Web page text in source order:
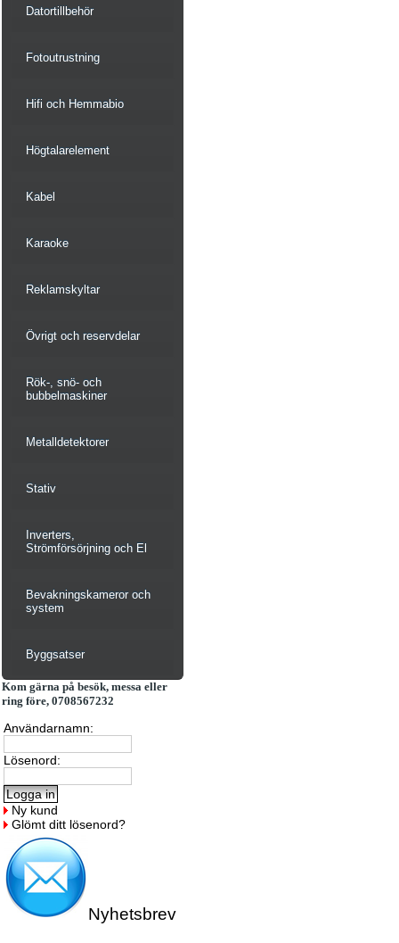
Datortillbehör
Fotoutrustning
Hifi och Hemmabio
Högtalarelement
Kabel
Karaoke
Reklamskyltar
Övrigt och reservdelar
Rök-, snö- och
bubbelmaskiner
Metalldetektorer
Stativ
Inverters,
Strömförsörjning och El
Bevakningskameror och
system
Byggsatser
Kom gärna på besök, messa eller
ring före, 0708567232
Användarnamn:
Lösenord:
Ny kund
Glömt ditt lösenord?
Nyhetsbrev